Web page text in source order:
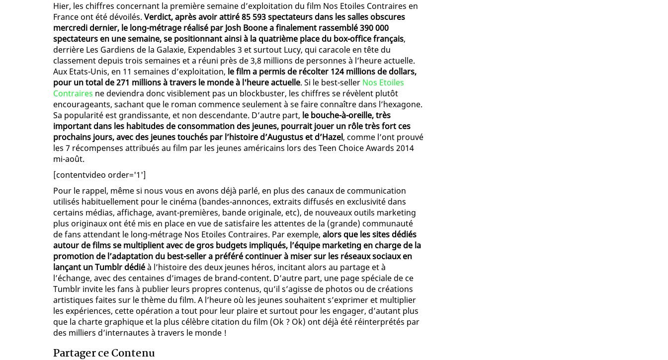
Hier, les chiffres concernant la première semaine d’exploitation du film Nos Etoiles Contraires en
France ont été dévoilés. Verdict, après avoir attiré 85 593 spectateurs dans les salles obscures
mercredi dernier, le long-métrage réalisé par Josh Boone a finalement rassemblé 390 000
spectateurs en une semaine, se positionnant ainsi à la quatrième place du box-office français,
derrière Les Gardiens de la Galaxie, Expendables 3 et surtout Lucy, qui caracole en tête du
classement depuis trois semaines et a réuni près de 3,8 millions de personnes à l’heure actuelle.
Aux Etats-Unis, en 11 semaines d’exploitation, le film a permis de récolter 124 millions de dollars,
pour un total de 271 millions à travers le monde à l'heure actuelle. Si le best-seller Nos Etoiles
Contraires ne deviendra donc visiblement pas un blockbuster, les chiffres se révèlent plutôt
encourageants, sachant que le roman commence seulement à se faire connaître dans l’hexagone.
Sa popularité est grandissante, et non descendante. D’autre part, le bouche-à-oreille, très
important dans les habitudes de consommation des jeunes, pourrait jouer un rôle très fort ces
prochains jours, avec des jeunes touchés par l’histoire d’Augustus et d’Hazel, comme l’ont prouvé
les 7 récompenses attribués au film par les jeunes américains lors des Teen Choice Awards 2014
mi-août.
[contentvideo order='1']
Pour le rappel, même si nous vous en avons déjà parlé, en plus des canaux de communication
utilisés habituellement pour le cinéma (bandes-annonces, extraits diffusés en exclusivité dans
certains médias, affichage, avant-premières, bande originale, etc), de nouveaux outils marketing
plus originaux ont été mis en place en vue de satisfaire les attentes de la (grande) communauté
de fans attendant le long-métrage Nos Etoiles Contraires. Par exemple, alors que les sites dédiés
autour de films se multiplient avec de gros budgets impliqués, l’équipe marketing en charge de la
promotion de l’adaptation du best-seller a préféré continuer à miser sur les réseaux sociaux en
lançant un Tumblr dédiéà l’histoire des deux jeunes héros, incitant alors au partage et à
l’échange, avec des centaines d’images de brand-content. D’autre part, une page spéciale de ce
Tumblr invite les fans à publier leurs propres contenus, qu’il s’agisse de photos ou de créations
artistiques faites sur le thème du film. A l’heure où les jeunes souhaitent s’exprimer et multiplier
les expériences, cette opération a tout pour leur plaire et surtout pour les engager, d’autant plus
que la charte graphique et la plus célèbre citation du film (Ok ? Ok) ont déjà été réinterprétés par
des milliers d’internautes à travers le monde !
Partager ce Contenu